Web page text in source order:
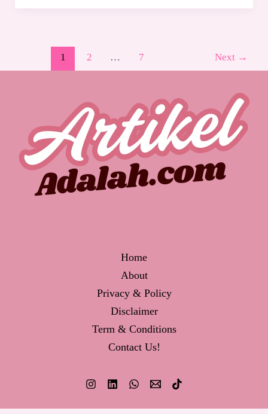
1 2 … 7 Next →
Home
About
Privacy & Policy
Disclaimer
Term & Conditions
Contact Us!